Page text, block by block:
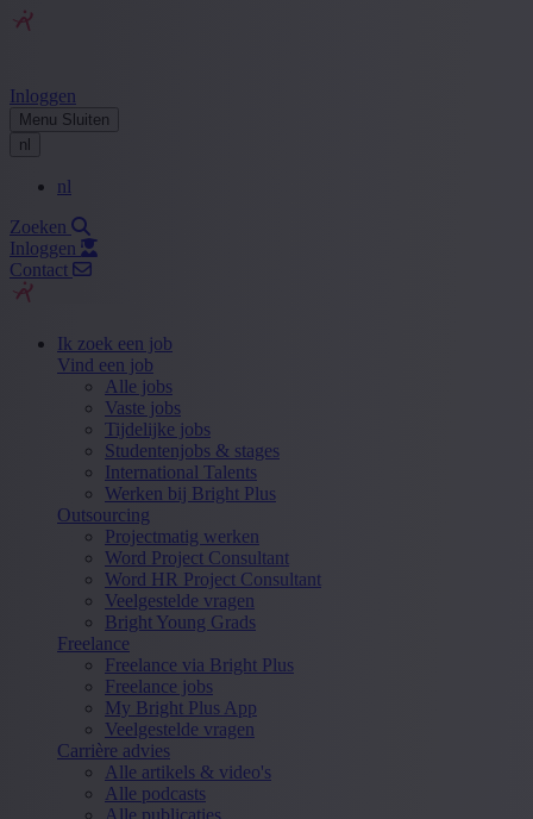
Inloggen
Menu Sluiten
nl
nl
Zoeken
Inloggen
Contact
Ik zoek een job
Vind een job
Alle jobs
Vaste jobs
Tijdelijke jobs
Studentenjobs & stages
International Talents
Werken bij Bright Plus
Outsourcing
Projectmatig werken
Word Project Consultant
Word HR Project Consultant
Veelgestelde vragen
Bright Young Grads
Freelance
Freelance via Bright Plus
Freelance jobs
My Bright Plus App
Veelgestelde vragen
Carrière advies
Alle artikels & video's
Alle podcasts
Alle publicaties